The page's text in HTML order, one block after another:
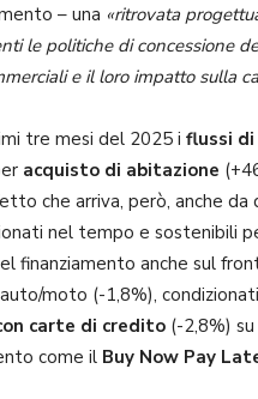
– una «ritrovata
le politiche di concessione
e il loro impatto sulla
tre mesi del 2025 i flussi
acquisto di abitazione
che arriva, però, anche
nel tempo e sostenibili
finanziamento anche sul
moto (-1,8%),
carte di credito (-2,8%)
come il Buy Now Pay